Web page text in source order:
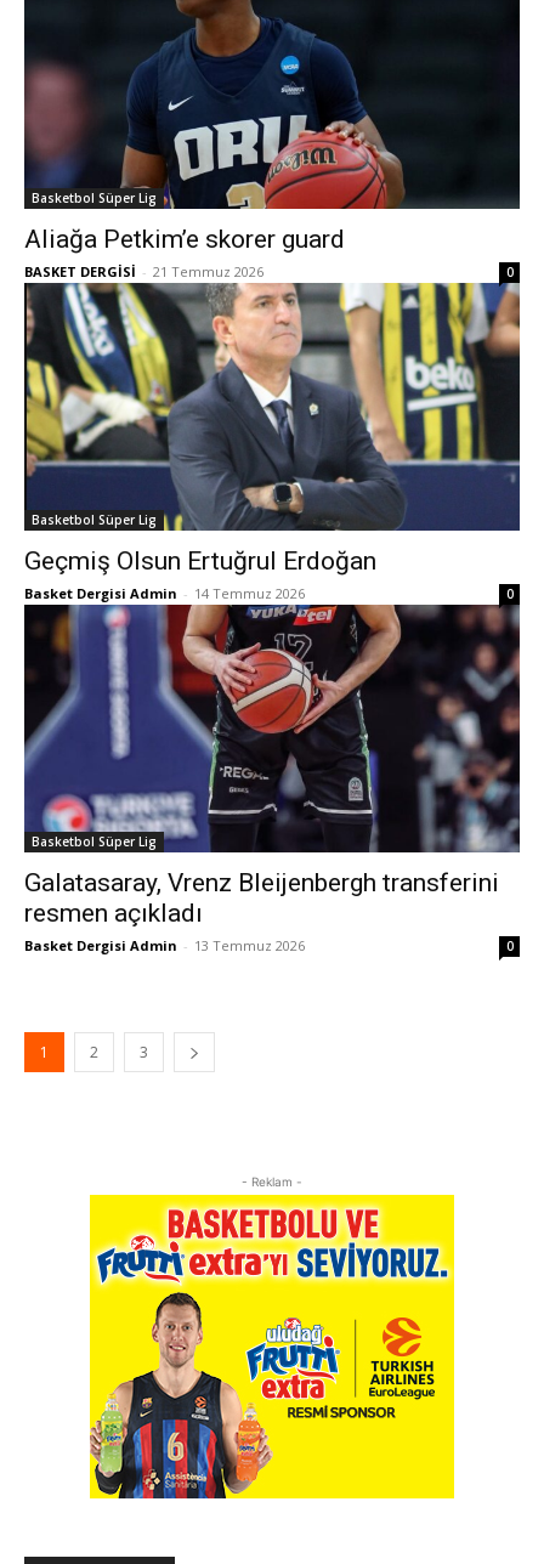
Basketbol Süper Lig
Aliağa Petkim’e skorer guard
BASKET DERGİSİ - 21 Temmuz 2026 0
Basketbol Süper Lig
Geçmiş Olsun Ertuğrul Erdoğan
Basket Dergisi Admin - 14 Temmuz 2026 0
Basketbol Süper Lig
Galatasaray, Vrenz Bleijenbergh transferini
resmen açıkladı
Basket Dergisi Admin - 13 Temmuz 2026 0
1 2 3
- Reklam -